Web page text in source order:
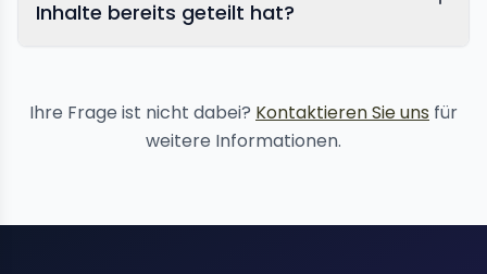
Inhalte bereits geteilt hat?
Ihre Frage ist nicht dabei? Kontaktieren Sie uns für
weitere Informationen.